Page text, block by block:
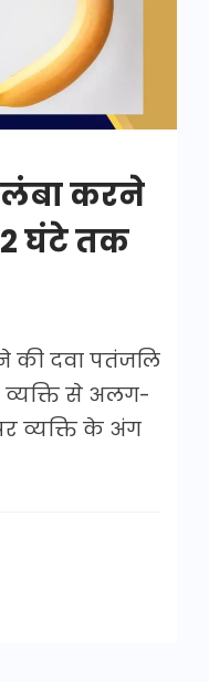
करने
घंटे तक
की दवा पतंजलि
व्यक्ति से अलग-
व्यक्ति के अंग